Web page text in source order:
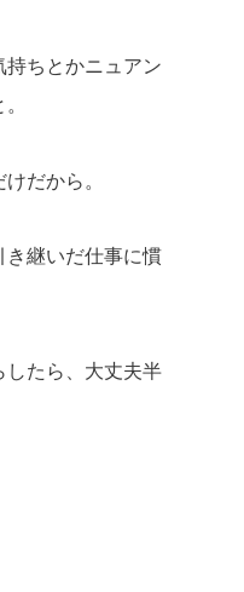
ちとかニュアン
だから。
き継いだ仕事に慣
したら、大丈夫半